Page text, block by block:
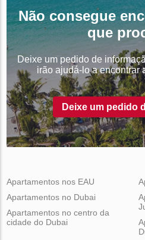
Não consegue
que
Deixe um pedido de
irão ajudá-lo a encontrar
Deixe um pedido
Apartamentos nos EAU
Apartamentos no Dubai
Apartamentos no centro da
cidade do Dubai